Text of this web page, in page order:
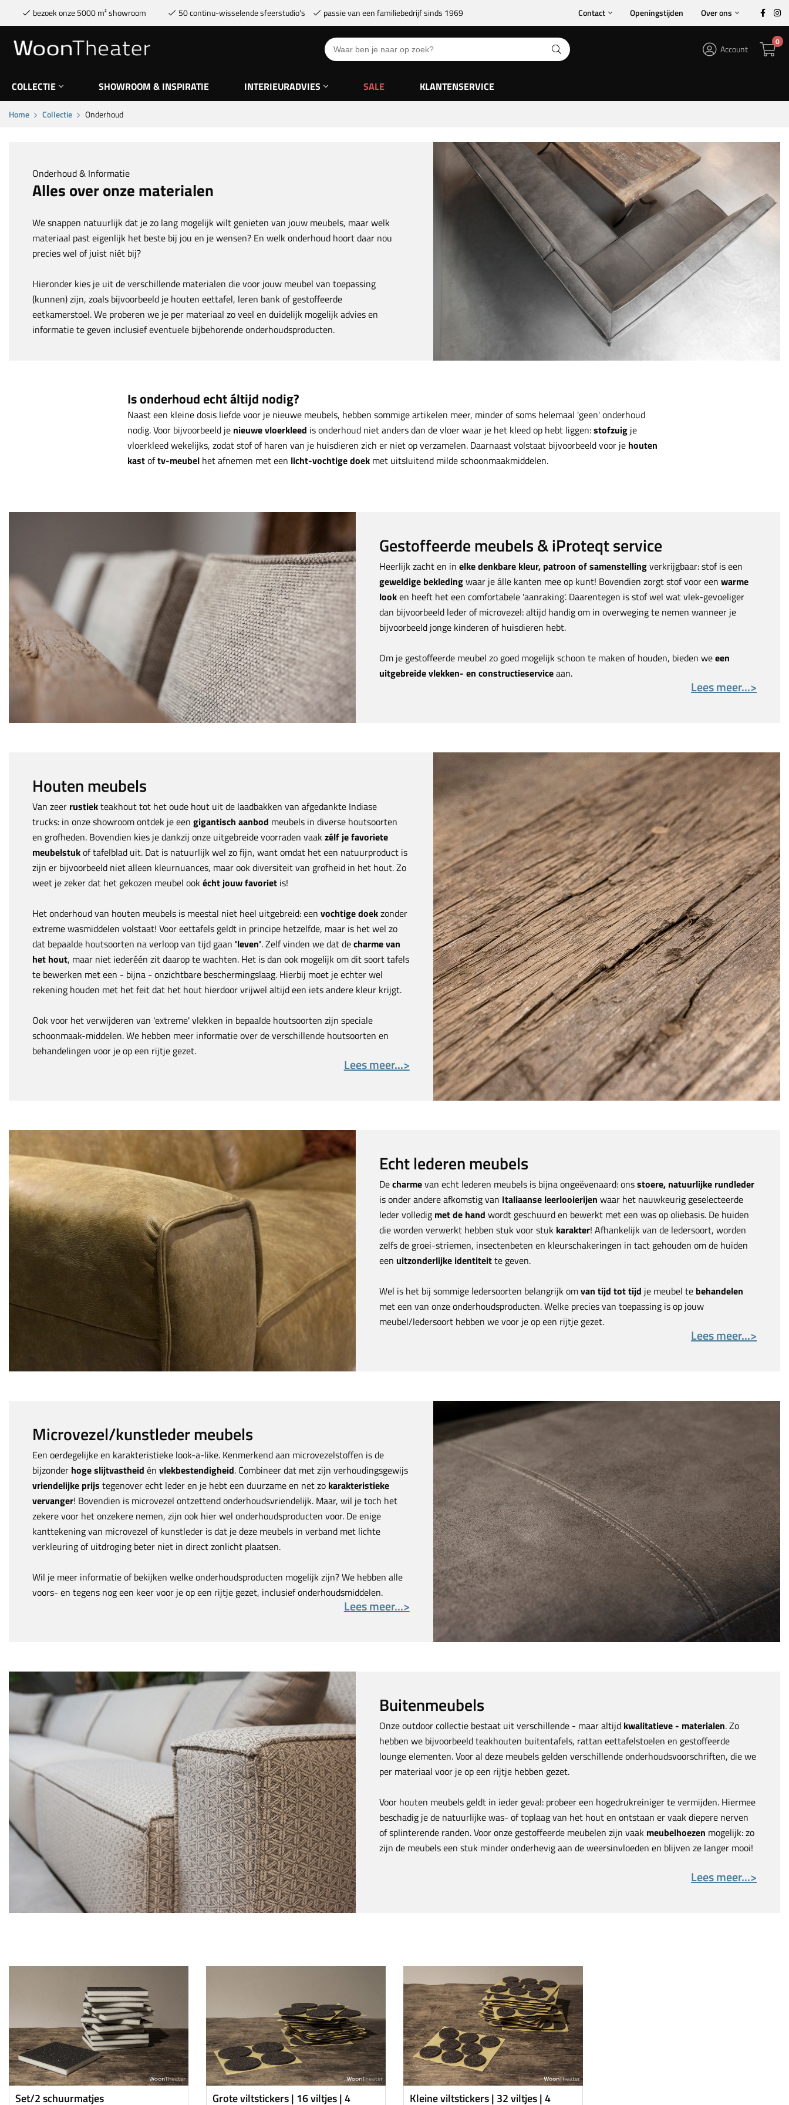
bezoek onze 5000 m² showroom 50 continu-wisselende sfeerstudio's passie van een familiebedrijf sinds 1969 Contact Openingstijden Over ons
0
Account
COLLECTIE SHOWROOM & INSPIRATIE INTERIEURADVIES SALE KLANTENSERVICE
Home Collectie Onderhoud
Onderhoud & Informatie
Alles over onze materialen
We snappen natuurlijk dat je zo lang mogelijk wilt genieten van jouw meubels, maar welk
materiaal past eigenlijk het beste bij jou en je wensen? En welk onderhoud hoort daar nou
precies wel of juist niét bij?
Hieronder kies je uit de verschillende materialen die voor jouw meubel van toepassing
(kunnen) zijn, zoals bijvoorbeeld je houten eettafel, leren bank of gestoffeerde
eetkamerstoel. We proberen we je per materiaal zo veel en duidelijk mogelijk advies en
informatie te geven inclusief eventuele bijbehorende onderhoudsproducten.
Is onderhoud echt áltijd nodig?
Naast een kleine dosis liefde voor je nieuwe meubels, hebben sommige artikelen meer, minder of soms helemaal 'geen' onderhoud
nodig. Voor bijvoorbeeld je nieuwe vloerkleed is onderhoud niet anders dan de vloer waar je het kleed op hebt liggen:stofzuigje
vloerkleed wekelijks, zodat stof of haren van je huisdieren zich er niet op verzamelen. Daarnaast volstaat bijvoorbeeld voor jehouten
kastoftv-meubelhet afnemen met een licht-vochtige doek met uitsluitend milde schoonmaakmiddelen.
Gestoffeerde meubels & iProteqt service
Heerlijk zacht en inelke denkbare kleur, patroon of samenstellingverkrijgbaar: stof is een
geweldige bekledingwaar je álle kanten mee op kunt! Bovendien zorgt stof voor eenwarme
looken heeft het een comfortabele 'aanraking'. Daarentegen is stof wel wat vlek-gevoeliger
dan bijvoorbeeld leder of microvezel: altijd handig om in overweging te nemen wanneer je
bijvoorbeeld jonge kinderen of huisdieren hebt.
Om je gestoffeerde meubel zo goed mogelijk schoon te maken of houden, bieden weeen
uitgebreide vlekken- en constructieserviceaan.
Lees meer...>
Houten meubels
Van zeer rustiekteakhout tot het oude hout uit de laadbakken van afgedankte Indiase
trucks: in onze showroom ontdek je een gigantisch aanbod meubels in diverse houtsoorten
en grofheden. Bovendien kies je dankzij onze uitgebreide voorraden vaakzélf je favoriete
meubelstukof tafelblad uit. Dat is natuurlijk wel zo fijn, want omdat het een natuurproduct is
zijn er bijvoorbeeld niet alleen kleurnuances, maar ook diversiteit van grofheid in het hout. Zo
weet je zeker dat het gekozen meubel ookécht jouw favoriet is!
Het onderhoud van houten meubels is meestal niet heel uitgebreid: een vochtige doekzonder
extreme wasmiddelen volstaat! Voor eettafels geldt in principe hetzelfde, maar is het wel zo
dat bepaalde houtsoorten na verloop van tijd gaan 'leven'. Zelf vinden we dat decharme van
het hout, maar niet iederéén zit daarop te wachten. Het is dan ook mogelijk om dit soort tafels
te bewerken met een - bijna - onzichtbare beschermingslaag. Hierbij moet je echter wel
rekening houden met het feit dat het hout hierdoor vrijwel altijd een iets andere kleur krijgt.
Ook voor het verwijderen van 'extreme' vlekken in bepaalde houtsoorten zijn speciale
schoonmaak-middelen. We hebben meer informatie over de verschillende houtsoorten en
behandelingen voor je op een rijtje gezet.
Lees meer...>
Echt lederen meubels
Decharmevan echt lederen meubels is bijna ongeëvenaard: onsstoere, natuurlijke rundleder
is onder andere afkomstig van Italiaanse leerlooierijen waar het nauwkeurig geselecteerde
leder volledig met de hand wordt geschuurd en bewerkt met een was op oliebasis. De huiden
die worden verwerkt hebben stuk voor stuk karakter! Afhankelijk van de ledersoort, worden
zelfs de groei-striemen, insectenbeten en kleurschakeringen in tact gehouden om de huiden
een uitzonderlijke identiteitte geven.
Wel is het bij sommige ledersoorten belangrijk omvan tijd tot tijd je meubel te behandelen
met een van onze onderhoudsproducten. Welke precies van toepassing is op jouw
meubel/ledersoort hebben we voor je op een rijtje gezet.
Lees meer...>
Microvezel/kunstleder meubels
Een oerdegelijke en karakteristieke look-a-like. Kenmerkend aan microvezelstoffen is de
bijzonder hoge slijtvastheid én vlekbestendigheid. Combineer dat met zijn verhoudingsgewijs
vriendelijke prijs tegenover echt leder en je hebt een duurzame en net zo karakteristieke
vervanger! Bovendien is microvezel ontzettend onderhoudsvriendelijk. Maar, wil je toch het
zekere voor het onzekere nemen, zijn ook hier wel onderhoudsproducten voor. De enige
kanttekening van microvezel of kunstleder is dat je deze meubels in verband met lichte
verkleuring of uitdroging beter niet in direct zonlicht plaatsen.
Wil je meer informatie of bekijken welke onderhoudsproducten mogelijk zijn? We hebben alle
voors- en tegens nog een keer voor je op een rijtje gezet, inclusief onderhoudsmiddelen.
Lees meer...>
Buitenmeubels
Onze outdoor collectie bestaat uit verschillende - maar altijd kwalitatieve - materialen. Zo
hebben we bijvoorbeeld teakhouten buitentafels, rattan eettafelstoelen en gestoffeerde
lounge elementen. Voor al deze meubels gelden verschillende onderhoudsvoorschriften, die we
per materiaal voor je op een rijtje hebben gezet.
Voor houten meubels geldt in ieder geval: probeer een hogedrukreiniger te vermijden. Hiermee
beschadig je de natuurlijke was- of toplaag van het hout en ontstaan er vaak diepere nerven
of splinterende randen. Voor onze gestoffeerde meubelen zijn vaak meubelhoezen mogelijk: zo
zijn de meubels een stuk minder onderhevig aan de weersinvloeden en blijven ze langer mooi!
Lees meer...>
Set/2 schuurmatjes
Grote viltstickers | 16 viltjes | 4
Kleine viltstickers | 32 viltjes | 4